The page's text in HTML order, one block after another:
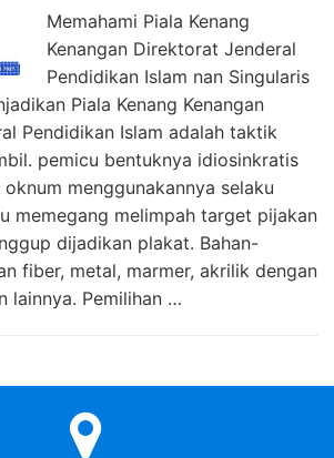
Memahami Piala Kenang
Kenangan Direktorat Jenderal
Pendidikan Islam nan Singularis
Piala Kenang Kenangan
Pendidikan Islam adalah taktik
pemicu bentuknya idiosinkratis
menggunakannya selaku
memegang melimpah target pijakan
dijadikan plakat. Bahan-
fiber, metal, marmer, akrilik dengan
lainnya. Pemilihan …